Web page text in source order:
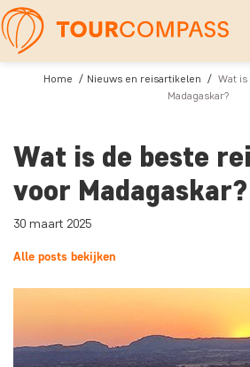
Home Nieuws en reisartikelen
Wat
Madagaskar?
Wat is de beste
voor Madagaskar?
30 maart 2025
Alle posts bekijken